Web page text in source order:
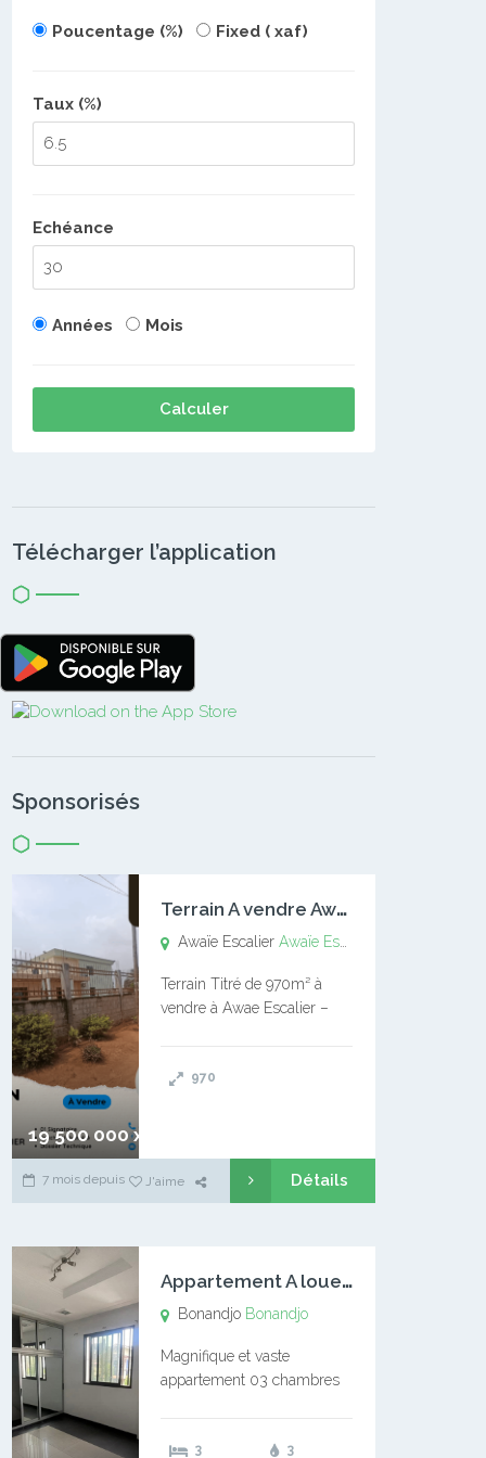
Poucentage (%) Fixed ( xaf)
Taux (%)
Echéance
Années Mois
Calculer
Télécharger l’application
Sponsorisés
19 500 000 xaf
T
errain A vendre Awaïe Escalier
Awaïe EscalierAwaïe Escalier
Terrain Titré de 970m² à
vendre à Awae Escalier –
l’Université Catholique –
970
7 mois depuis J'aime Détails
A
ppartement A louer Bonandjo
Bonandjo Bonandjo
Magnifique et vaste
appartement 03 chambres
douches 01 vaste salon 01
3
3